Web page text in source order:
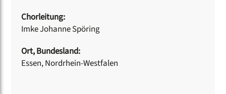
Chorleitung:
Imke Johanne Spöring
Ort, Bundesland:
Essen, Nordrhein-Westfalen